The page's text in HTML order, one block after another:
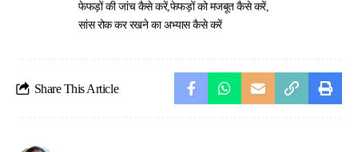
फेफड़ों की जांच कैसे करें फेफड़ों को मजबूत कैसे करें
सांस रोक कर रखने का अभ्यास कैसे करें
Share This Article